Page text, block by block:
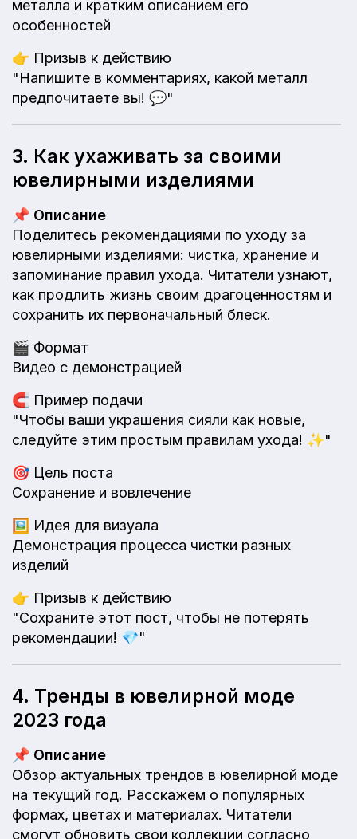
металла и кратким описанием его
особенностей
👉 Призыв к действию
"Напишите в комментариях, какой металл
предпочитаете вы! 💬"
3. Как ухаживать за своими
ювелирными изделиями
📌 Описание
Поделитесь рекомендациями по уходу за
ювелирными изделиями: чистка, хранение и
запоминание правил ухода. Читатели узнают,
как продлить жизнь своим драгоценностям и
сохранить их первоначальный блеск.
🎬 Формат
Видео с демонстрацией
🧲 Пример подачи
"Чтобы ваши украшения сияли как новые,
следуйте этим простым правилам ухода! ✨"
🎯 Цель поста
Сохранение и вовлечение
🖼️ Идея для визуала
Демонстрация процесса чистки разных
изделий
👉 Призыв к действию
"Сохраните этот пост, чтобы не потерять
рекомендации! 💎"
4. Тренды в ювелирной моде
2023 года
📌 Описание
Обзор актуальных трендов в ювелирной моде
на текущий год. Расскажем о популярных
формах, цветах и материалах. Читатели
смогут обновить свои коллекции согласно